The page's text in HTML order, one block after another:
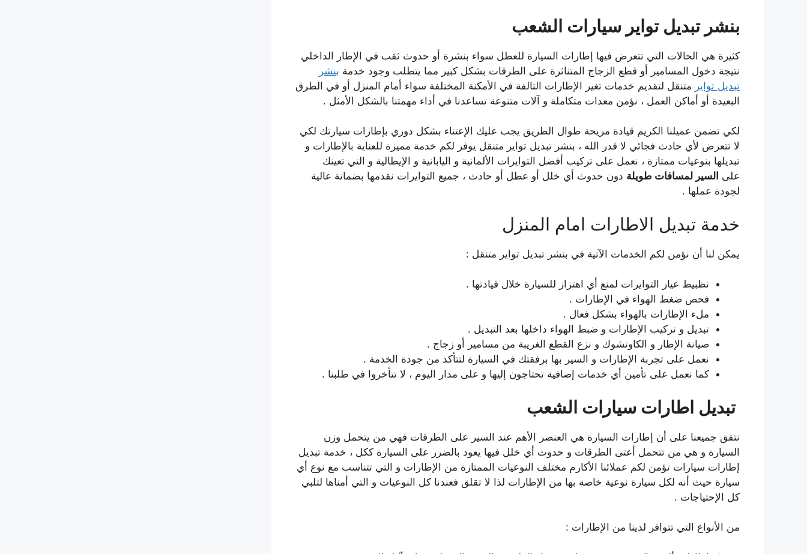
بنشر تبديل تواير سيارات الشعب
كثيرة هي الحالات التي تتعرض فيها إطارات السيارة للعطل سواء بنشرة أو حدوث ثقب في الإطار الداخلي
نتيجة دخول المسامير أو قطع الزجاج المتناثرة على الطرقات بشكل كبير مما يتطلب وجود خدمة بنشر
تبديل تواير متنقل لتقديم خدمات تغير الإطارات التالفة في الأمكنة المختلفة سواء أمام المنزل أو في الطرق
البعيدة أو أماكن العمل ، نؤمن معدات متكاملة و آلات متنوعة تساعدنا في أداء مهمتنا بالشكل الأمثل .
لكي تضمن عميلنا الكريم قيادة مريحة طوال الطريق يجب عليك الإعتناء بشكل دوري بإطارات سيارتك لكي
لا تتعرض لأي حادث فجائي لا قدر الله ، بنشر تبديل تواير متنقل يوفر لكم خدمة مميزة للعناية بالإطارات و
تبديلها بنوعيات ممتازة ، نعمل على تركيب أفضل التوايرات الألمانية و اليابانية و الإيطالية و التي تعينك
على السير لمسافات طويلة دون حدوث أي خلل أو عطل أو حادث ، جميع التوايرات نقدمها بضمانة عالية
لجودة عملها .
خدمة تبديل الاطارات امام المنزل
يمكن لنا أن نؤمن لكم الخدمات الآتية في بنشر تبديل تواير متنقل :
تظبيط عيار التوايرات لمنع أي اهتزاز للسيارة خلال قيادتها .
فحص ضغط الهواء في الإطارات .
ملء الإطارات بالهواء بشكل فعال .
تبديل و تركيب الإطارات و ضبط الهواء داخلها بعد التبديل .
صيانة الإطار و الكاوتشوك و نزع القطع الغريبة من مسامير أو زجاج .
نعمل على تجربة الإطارات و السير بها برفقتك في السيارة لتتأكد من جودة الخدمة .
كما نعمل على تأمين أي خدمات إضافية تحتاجون إليها و على مدار اليوم ، لا تتأخروا في طلبنا .
تبديل اطارات سيارات الشعب
نتفق جميعنا على أن إطارات السيارة هي العنصر الأهم عند السير على الطرقات فهي من يتحمل وزن
السيارة و هي من تتحمل أعتى الطرقات و حدوث أي خلل فيها يعود بالضرر على السيارة ككل ، خدمة تبديل
إطارات سيارات تؤمن لكم عملائنا الأكارم مختلف النوعيات الممتازة من الإطارات و التي تتناسب مع نوع أي
سيارة حيث أنه لكل سيارة نوعية خاصة بها من الإطارات لذا لا تقلق فعندنا كل النوعيات و التي أمناها لتلبي
كل الإحتياجات .
من الأنواع التي تتوافر لدينا من الإطارات :